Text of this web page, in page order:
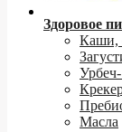
Здоровое
Каши,
Масла